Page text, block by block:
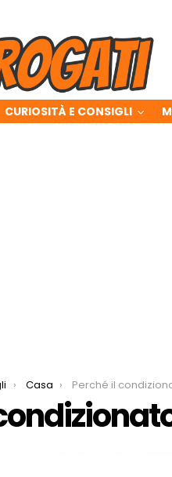
CURIOSITÀ E CONSIGLI
Casa Perché il